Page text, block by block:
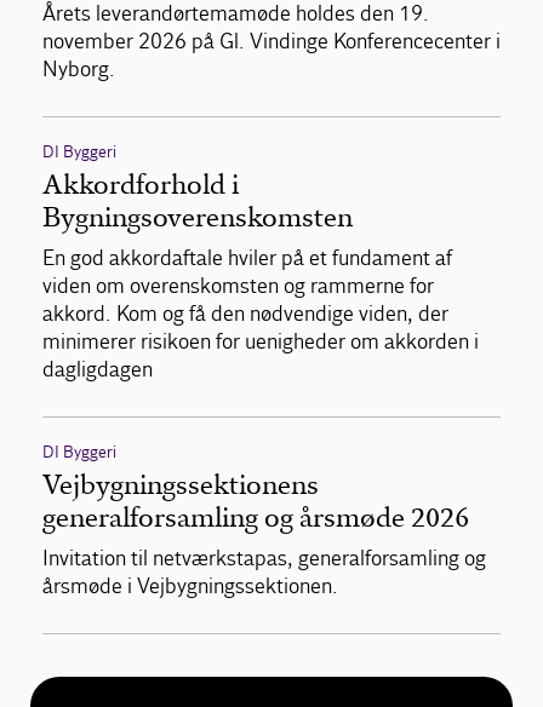
Årets leverandørtemamøde holdes den 19.
november 2026 på Gl. Vindinge Konferencecenter i
Nyborg.
DI Byggeri
Akkordforhold i
Bygningsoverenskomsten
En god akkordaftale hviler på et fundament af
viden om overenskomsten og rammerne for
akkord. Kom og få den nødvendige viden, der
minimerer risikoen for uenigheder om akkorden i
dagligdagen
DI Byggeri
Vejbygningssektionens
generalforsamling og årsmøde 2026
Invitation til netværkstapas, generalforsamling og
årsmøde i Vejbygningssektionen.